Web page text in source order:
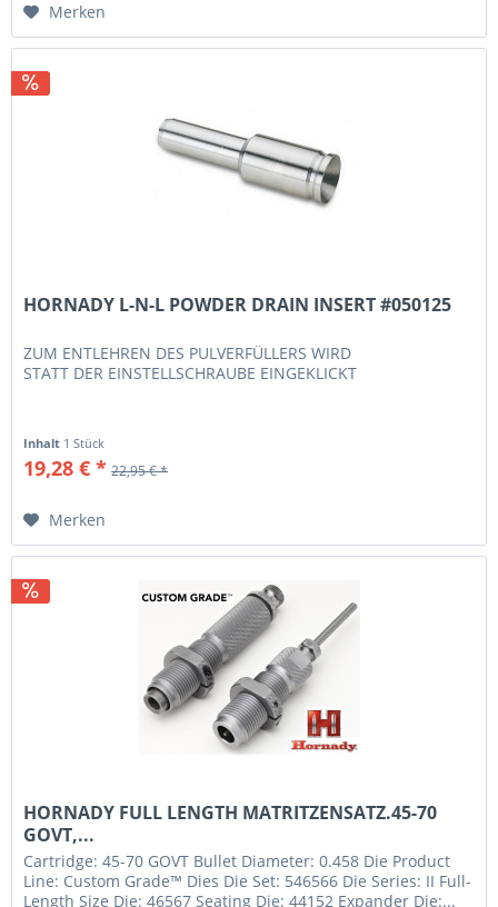
Merken
HORNADY L-N-L POWDER DRAIN INSERT #050125
ZUM ENTLEHREN DES PULVERFÜLLERS WIRD
STATT DER EINSTELLSCHRAUBE EINGEKLICKT
Inhalt 1 Stück
19,28 € * 22,95 € *
Merken
HORNADY FULL LENGTH MATRITZENSATZ.45-70
GOVT,...
Cartridge: 45-70 GOVT Bullet Diameter: 0.458 Die Product
Line: Custom Grade™ Dies Die Set: 546566 Die Series: II Full-
Length Size Die: 46567 Seating Die: 44152 Expander Die:...